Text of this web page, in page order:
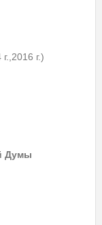
г.)
Думы